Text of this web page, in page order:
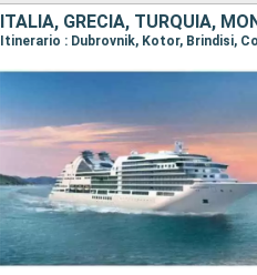
ITALIA, GRECIA, TURQUÍA,